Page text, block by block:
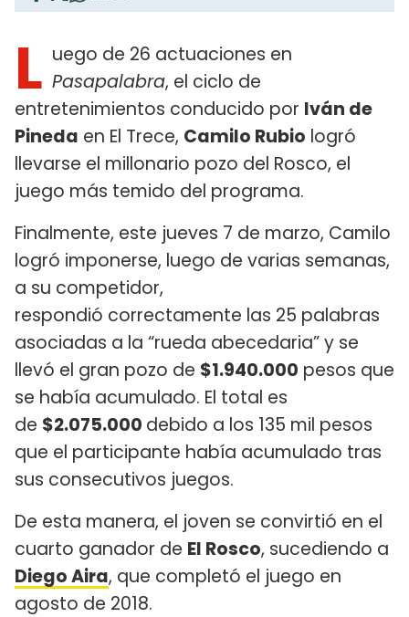
L uego de 26 actuaciones en
Pasapalabra, el ciclo de
entretenimientos conducido por Iván de
Pineda en El Trece, Camilo Rubio logró
llevarse el millonario pozo del Rosco, el
juego más temido del programa.
Finalmente, este jueves 7 de marzo, Camilo
logró imponerse, luego de varias semanas,
a su competidor,
respondió correctamente las 25 palabras
asociadas a la “rueda abecedaria” y se
llevó el gran pozo de $1.940.000 pesos que
se había acumulado. El total es
de $2.075.000 debido a los 135 mil pesos
que el participante había acumulado tras
sus consecutivos juegos.
De esta manera, el joven se convirtió en el
cuarto ganador de El Rosco, sucediendo a
Diego Aira, que completó el juego en
agosto de 2018.